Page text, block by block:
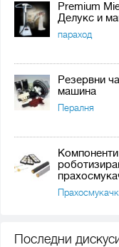
Premium
Делукс и
параход
Резервни
машина
Пералня
Последни